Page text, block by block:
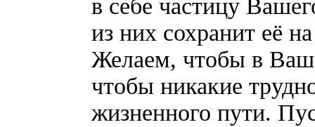
в себе частицу
из них сохранит её
Желаем, чтобы в
чтобы никакие
жизненного пути.